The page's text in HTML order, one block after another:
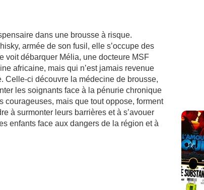
dans une brousse à risque.
armée de son fusil, elle s’occupe des
voit débarquer Mélia, une docteure MSF
africaine, mais qui n’est jamais revenue
Celle-ci découvre la médecine de brousse,
les soignants face à la pénurie chronique
courageuses, mais que tout oppose, forment
à surmonter leurs barrières et à s’avouer
enfants face aux dangers de la région et à